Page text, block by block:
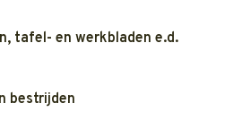
tafel- en werkbladen e.d.
bestrijden